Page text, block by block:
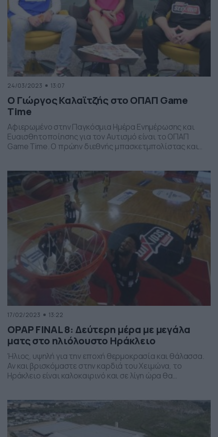
24/03/2023 13:07
O Γιώργος Καλαϊτζής στο ΟΠΑΠ Game
Time
Αφιερωμένο στην Παγκόσμια Ημέρα Ενημέρωσης και
Ευαισθητοποίησης για τον Αυτισμό είναι το ΟΠΑΠ
Game Time. Ο πρώην διεθνής μπασκετμπολίστας και
συγκεκριμένου προγράμματος, που θα
πραγματοποιηθούν στις 1 και 2 Απριλίου στο ΟΑΚΑ, με
αφορμή την Παγκόσμια Ημέρα για τον Αυτισμό στις […]
17/02/2023 13:22
ΟPAP FINAL 8: Δεύτερη μέρα με μεγάλα
ματς στο ηλιόλουστο Ηράκλειο
Ήλιος, υψηλή για την εποχή θερμοκρασία και θάλασσα.
Αν και βρισκόμαστε στην καρδιά του Χειμώνα, το
Ηράκλειο είναι καλοκαιρινό και σε λίγη ώρα θα
Ολυμπιακού και τα 8 του Άρη ρίχνονται σήμερα στη μάχη
για τη δεύτερη μέρα του […]